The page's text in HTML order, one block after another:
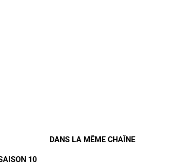
DANS LA MÊME CHAÎNE
10